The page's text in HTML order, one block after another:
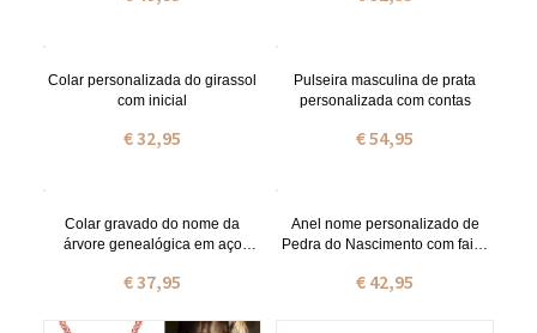
Colar personalizada do girassol
com inicial
€ 32,95
Pulseira masculina de prata
personalizada com contas
€ 54,95
Colar gravado do nome da
árvore genealógica em aço
€ 37,95
Anel nome personalizado de
Pedra do Nascimento com faixa
€ 42,95